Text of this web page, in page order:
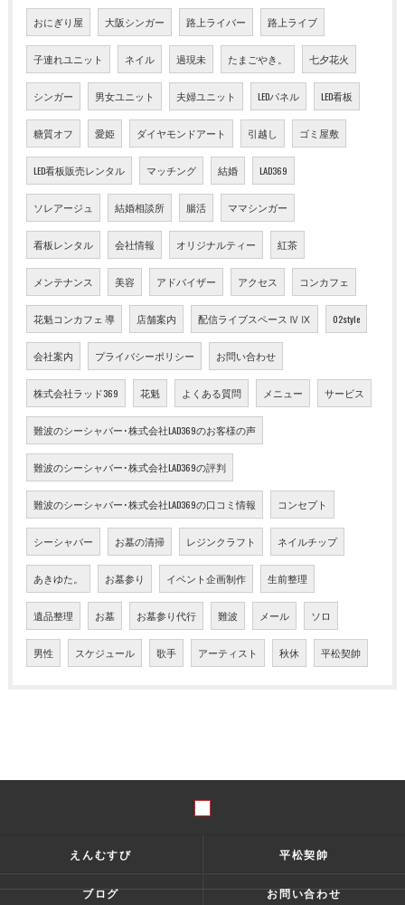
おにぎり屋 大阪シンガー 路上ライバー 路上ライブ
子連れユニット ネイル 過現未 たまごやき。 七夕花火
シンガー 男女ユニット 夫婦ユニット LEDパネル LED看板
糖質オフ 愛姫 ダイヤモンドアート 引越し ゴミ屋敷
LED看板販売レンタル マッチング 結婚 LAD369
ソレアージュ 結婚相談所 腸活 ママシンガー
看板レンタル 会社情報 オリジナルティー 紅茶
メンテナンス 美容 アドバイザー アクセス コンカフェ
花魁コンカフェ 導 店舗案内 配信ライブスペース Ⅳ Ⅸ 02style
会社案内 プライバシーポリシー お問い合わせ
株式会社ラッド369 花魁 よくある質問 メニュー サービス
難波のシーシャバー･株式会社LAD369のお客様の声
難波のシーシャバー･株式会社LAD369の評判
難波のシーシャバー･株式会社LAD369の口コミ情報 コンセプト
シーシャバー お墓の清掃 レジンクラフト ネイルチップ
あきゆた。 お墓参り イベント企画制作 生前整理
遺品整理 お墓 お墓参り代行 難波 メール ソロ
男性 スケジュール 歌手 アーティスト 秋休 平松契帥
えんむすび 平松契帥
ブログ お問い合わせ